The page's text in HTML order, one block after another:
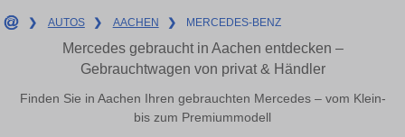
❯ AUTOS ❯ AACHEN ❯ MERCEDES-BENZ
Mercedes gebraucht in Aachen entdecken –
Gebrauchtwagen von privat & Händler
Finden Sie in Aachen Ihren gebrauchten Mercedes – vom Klein-
bis zum Premiummodell